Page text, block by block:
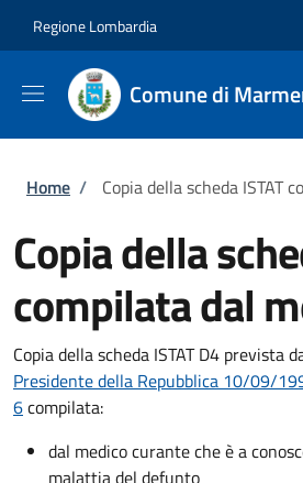
Regione Lombardia
Comune di
Briciole di pane
Home / Copia della scheda ISTAT
Copia della
compilata dal
Copia della scheda ISTAT D4 prevista
Presidente della Repubblica 10/09/
6compilata:
dal medico curante che è a
malattia del defunto